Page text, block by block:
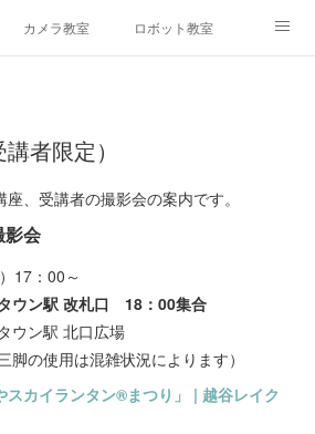
カメラ教室 ロボット教室
者限定）
、受講者の撮影会の案内です。
影会
17：00～
ウン駅 改札口 18：00集合
ウン駅 北口広場
脚の使用は混雑状況によります）
スカイランタン®︎まつり」 | 越谷レイク